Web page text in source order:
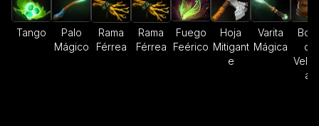
Tango
Palo
Mágico
Rama
Férrea
Rama
Férrea
Fuego
Feérico
Hoja
Mitigant
e
Varita
Mágica
de
ad